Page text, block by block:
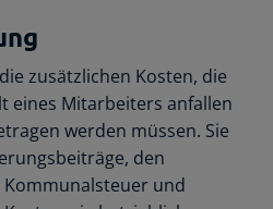
zusätzlichen Kosten, die
eines Mitarbeiters anfallen
werden müssen. Sie
den
und